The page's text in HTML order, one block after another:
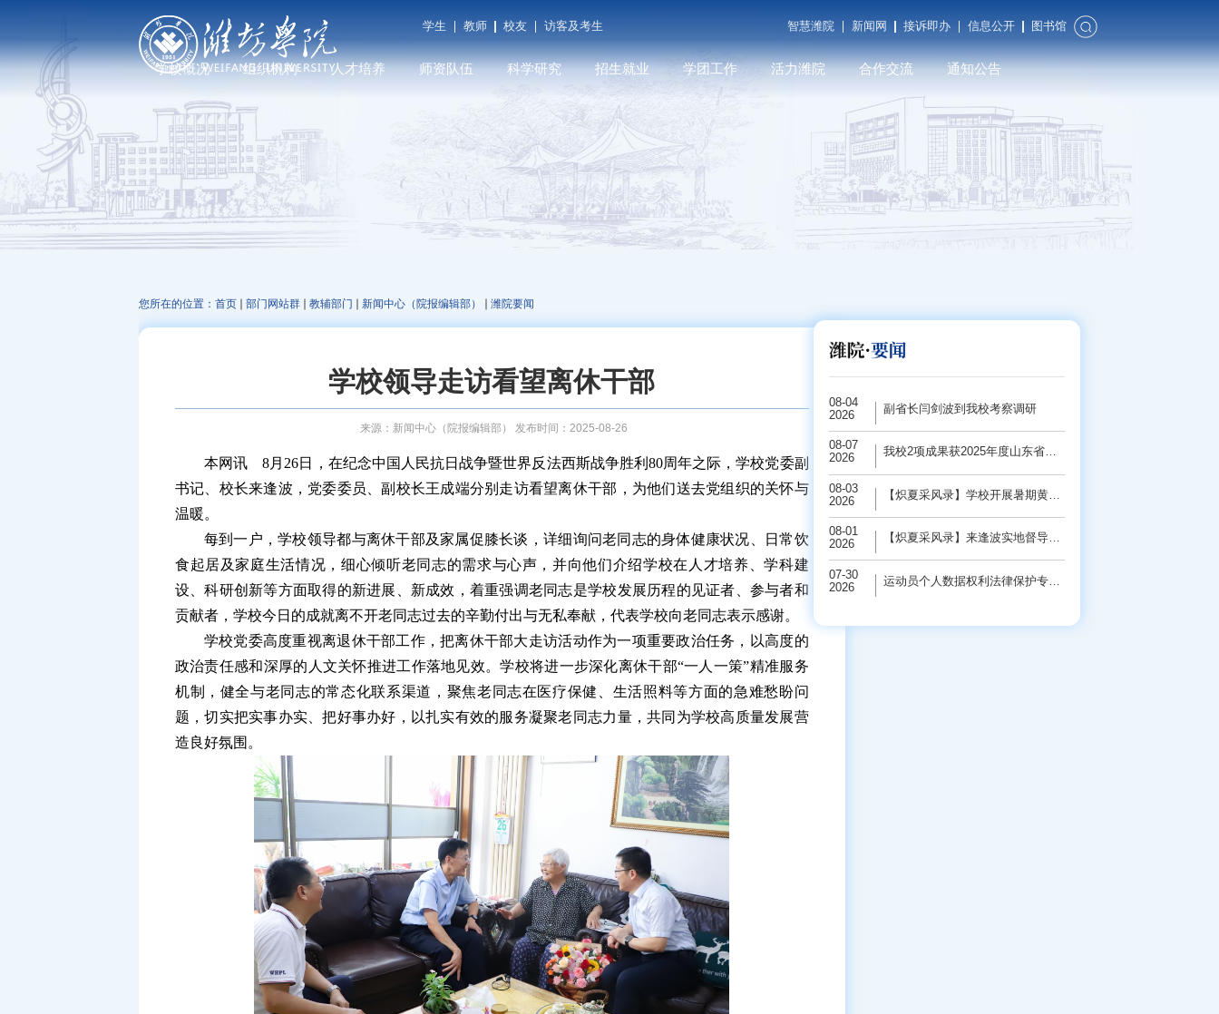
学生 教师 校友 访客及考生 智慧潍院 新闻网 接诉即办 信息公开 图书馆
学校概况
学校简介
现任领导
历任领导
发展足迹
组织机构
党政管理机构
教学机构
科研机构
教辅机构
人才培养
继续教育、职业教育
师资队伍
人才招聘
科学研究
学术期刊
科研成果
科技服务
招生就业
本科招生
就业信息
研究生招生
学团工作
共青团（创新创业学
院...
活力潍院 合作交流
合作发展
对外交流
潍院校友
通知公告
您所在的位置： 首页 部门网站群 教辅部门 新闻中心（院报编辑部） 潍院要闻
学校领导走访看望离休干部
来源：新闻中心（院报编辑部） 发布时间：2025-08-26
本网讯 8月26日，在纪念中国人民抗日战争暨世界反法西斯战争胜利80周年之际，学校党委副
书记、校长来逢波，党委委员、副校长王成端分别走访看望离休干部，为他们送去党组织的关怀与
温暖。
每到一户，学校领导都与离休干部及家属促膝长谈，详细询问老同志的身体健康状况、日常饮
食起居及家庭生活情况，细心倾听老同志的需求与心声，并向他们介绍学校在人才培养、学科建
设、科研创新等方面取得的新进展、新成效，着重强调老同志是学校发展历程的见证者、参与者和
贡献者，学校今日的成就离不开老同志过去的辛勤付出与无私奉献，代表学校向老同志表示感谢。
学校党委高度重视离退休干部工作，把离休干部大走访活动作为一项重要政治任务，以高度的
政治责任感和深厚的人文关怀推进工作落地见效。学校将进一步深化离休干部“一人一策”精准服务
机制，健全与老同志的常态化联系渠道，聚焦老同志在医疗保健、生活照料等方面的急难愁盼问
题，切实把实事办实、把好事办好，以扎实有效的服务凝聚老同志力量，共同为学校高质量发展营
造良好氛围。
08-04
2026
副省长闫剑波到我校考察调研
08-07
2026
我校2项成果获2025年度山东省科学技术奖
08-03
2026
【炽夏采风录】学校开展暑期黄河保护“三下...
08-01
2026
【炽夏采风录】来逢波实地督导检查校园基础...
07-30
2026
运动员个人数据权利法律保护专题研讨会在学...